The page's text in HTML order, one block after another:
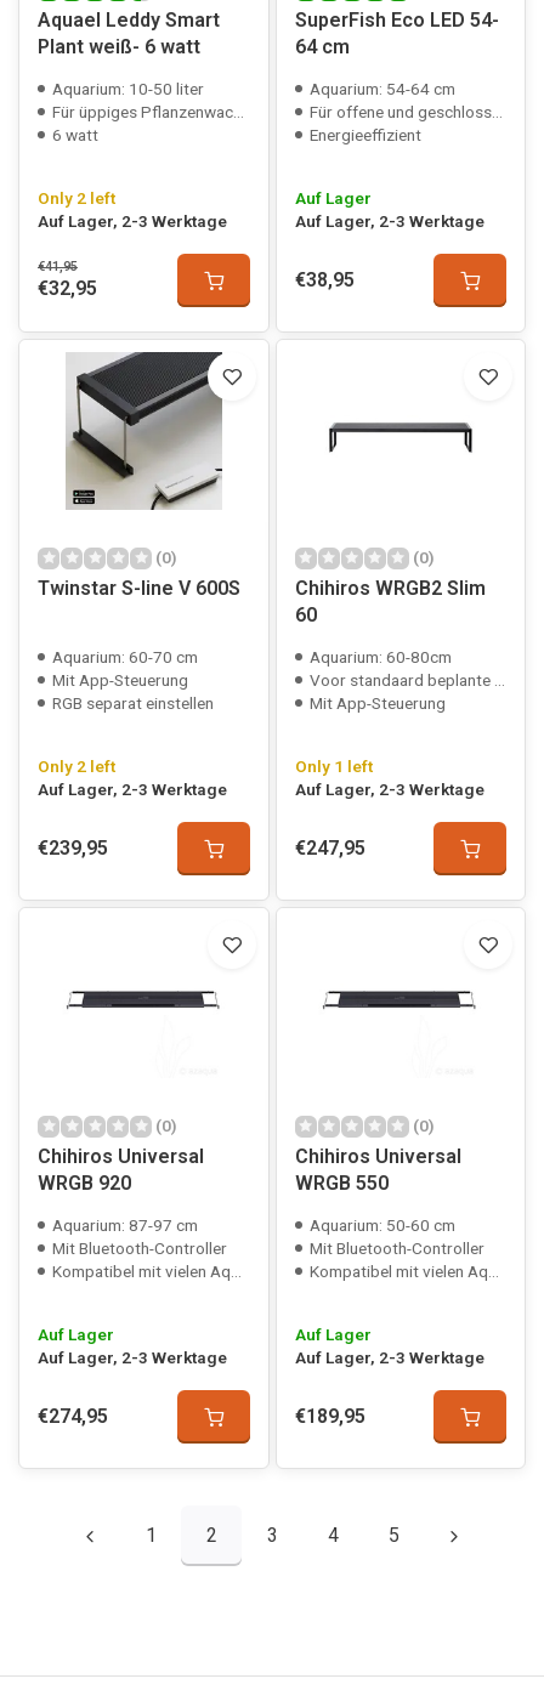
Aquael Leddy Smart
Plant weiß- 6 watt
Aquarium: 10-50 liter
Für üppiges Pflanzenwachstum
6 watt
Only 2 left
Auf Lager, 2-3 Werktage
€41,95
€32,95
SuperFish Eco LED 54-
64 cm
Aquarium: 54-64 cm
Für offene und geschlossene Aquarien
Energieeffizient
Auf Lager
Auf Lager, 2-3 Werktage
€38,95
(0)
Twinstar S-line V 600S
Aquarium: 60-70 cm
Mit App-Steuerung
RGB separat einstellen
Only 2 left
Auf Lager, 2-3 Werktage
€239,95
(0)
Chihiros WRGB2 Slim
60
Aquarium: 60-80cm
Voor standaard beplante aquaria
Mit App-Steuerung
Only 1 left
Auf Lager, 2-3 Werktage
€247,95
(0)
Chihiros Universal
WRGB 920
Aquarium: 87-97 cm
Mit Bluetooth-Controller
Kompatibel mit vielen Aquarien
Auf Lager
Auf Lager, 2-3 Werktage
€274,95
(0)
Chihiros Universal
WRGB 550
Aquarium: 50-60 cm
Mit Bluetooth-Controller
Kompatibel mit vielen Aquarien
Auf Lager
Auf Lager, 2-3 Werktage
€189,95
1 2 3 4 5